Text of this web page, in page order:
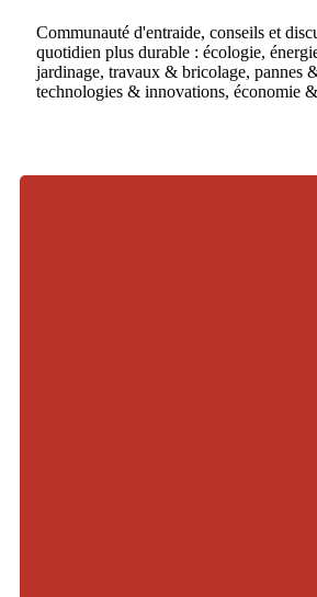
Communauté d'entraide, conseils et
quotidien plus durable : écologie,
jardinage, travaux & bricolage, pannes
technologies & innovations, économie